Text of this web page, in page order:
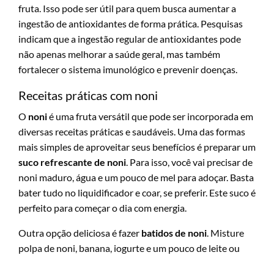
fruta. Isso pode ser útil para quem busca aumentar a
ingestão de antioxidantes de forma prática. Pesquisas
indicam que a ingestão regular de antioxidantes pode
não apenas melhorar a saúde geral, mas também
fortalecer o sistema imunológico e prevenir doenças.
Receitas práticas com noni
O nonié uma fruta versátil que pode ser incorporada em
diversas receitas práticas e saudáveis. Uma das formas
mais simples de aproveitar seus benefícios é preparar um
suco refrescante de noni . Para isso, você vai precisar de
noni maduro, água e um pouco de mel para adoçar. Basta
bater tudo no liquidificador e coar, se preferir. Este suco é
perfeito para começar o dia com energia.
Outra opção deliciosa é fazer batidos de noni . Misture
polpa de noni, banana, iogurte e um pouco de leite ou